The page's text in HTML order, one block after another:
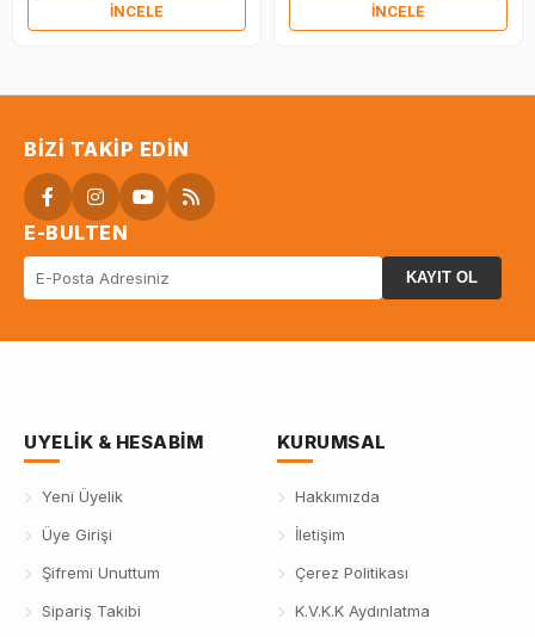
İNCELE İNCELE
BIZI TAKIP EDIN
E-BULTEN
KAYIT OL
UYELIK & HESABIM
Yeni Üyelik
Üye Girişi
Şifremi Unuttum
Sipariş Takibi
KURUMSAL
Hakkımızda
İletişim
Çerez Politikası
K.V.K.K Aydınlatma